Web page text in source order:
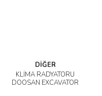
DİĞER
KLİMA RADYATÖRÜ
DOOSAN EXCAVATOR